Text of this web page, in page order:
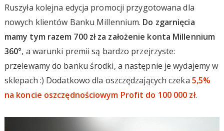
Ruszyła kolejna edycja promocji przygotowana dla
nowych klientów Banku Millennium. Do zgarnięcia
mamy tym razem 700 zł za założenie konta Millennium
360°, a warunki premii są bardzo przejrzyste:
przelewamy do banku środki, a następnie je wydajemy w
sklepach :) Dodatkowo dla oszczędzających czeka 5,5%
na koncie oszczędnościowym Profit do 100 000 zł.